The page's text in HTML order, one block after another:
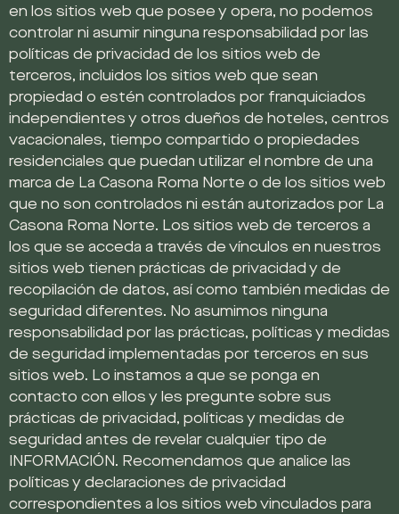
en los sitios web que posee y opera, no podemos
controlar ni asumir ninguna responsabilidad por las
políticas de privacidad de los sitios web de
terceros, incluidos los sitios web que sean
propiedad o estén controlados por franquiciados
independientes y otros dueños de hoteles, centros
vacacionales, tiempo compartido o propiedades
residenciales que puedan utilizar el nombre de una
marca de La Casona Roma Norte o de los sitios web
que no son controlados ni están autorizados por La
Casona Roma Norte. Los sitios web de terceros a
los que se acceda a través de vínculos en nuestros
sitios web tienen prácticas de privacidad y de
recopilación de datos, así como también medidas de
seguridad diferentes. No asumimos ninguna
responsabilidad por las prácticas, políticas y medidas
de seguridad implementadas por terceros en sus
sitios web. Lo instamos a que se ponga en
contacto con ellos y les pregunte sobre sus
prácticas de privacidad, políticas y medidas de
seguridad antes de revelar cualquier tipo de
INFORMACIÓN. Recomendamos que analice las
políticas y declaraciones de privacidad
correspondientes a los sitios web vinculados para